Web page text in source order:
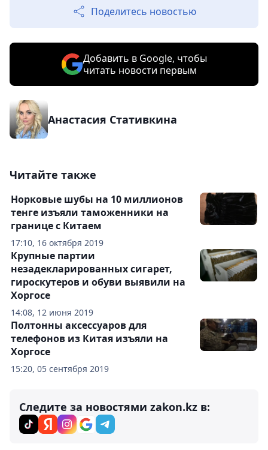
Поделитесь новостью
Добавить в Google, чтобы
читать новости первым
Анастасия Стативкина
Читайте также
17:10, 16 октября 2019
Норковые шубы на 10 миллионов
тенге изъяли таможенники на
границе с Китаем
14:08, 12 июня 2019
Крупные партии
незадекларированных сигарет,
гироскутеров и обуви выявили на
Хоргосе
15:20, 05 сентября 2019
Полтонны аксессуаров для
телефонов из Китая изъяли на
Хоргосе
Следите за новостями zakon.kz в: